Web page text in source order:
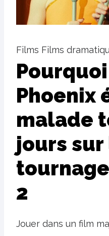
Films Films
Phoenix
malade
jours sur
2
Jouer dans un film